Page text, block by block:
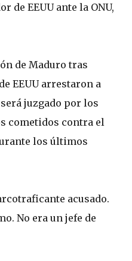
de EEUU ante la ONU,
de Maduro tras
EEUU arrestaron a
juzgado por los
cometidos contra el
los últimos
acusado.
No era un jefe de